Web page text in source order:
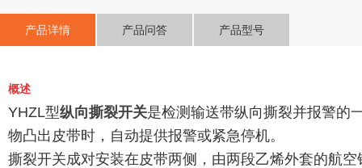
产品详情 产品问答 产品型号
概述
YHZL型纵向撕裂开关是检测输送带纵向撕裂并报警的
物凸出皮带时，自动提供报警或紧急停机。
撕裂开关成对安装在皮带两侧，由两段乙烯外套的航